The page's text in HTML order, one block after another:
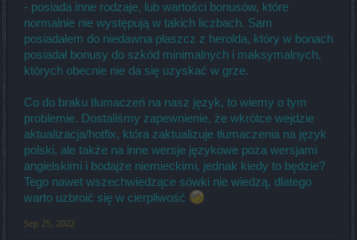
- posiada inne rodzaje, lub wartości bonusów, które
normalnie nie występują w takich liczbach. Sam
posiadałem do niedawna płaszcz z herolda, który w bonach
posiadał bonusy do szkód minimalnych i maksymalnych,
których obecnie nie da się uzyskać w grze.
Co do braku tłumaczeń na nasz język, to wiemy o tym
problemie. Dostaliśmy zapewnienie, że wkrótce wejdzie
aktualizacja/hotfix, która zaktualizuje tłumaczenia na język
polski, ale także na inne wersje językowe poza wersjami
angielskimi i bodajże niemieckimi, jednak kiedy to będzie?
Tego nawet wszechwiedzące sówki nie wiedzą, dlatego
warto uzbroić się w cierpliwość
Sep 25, 2022